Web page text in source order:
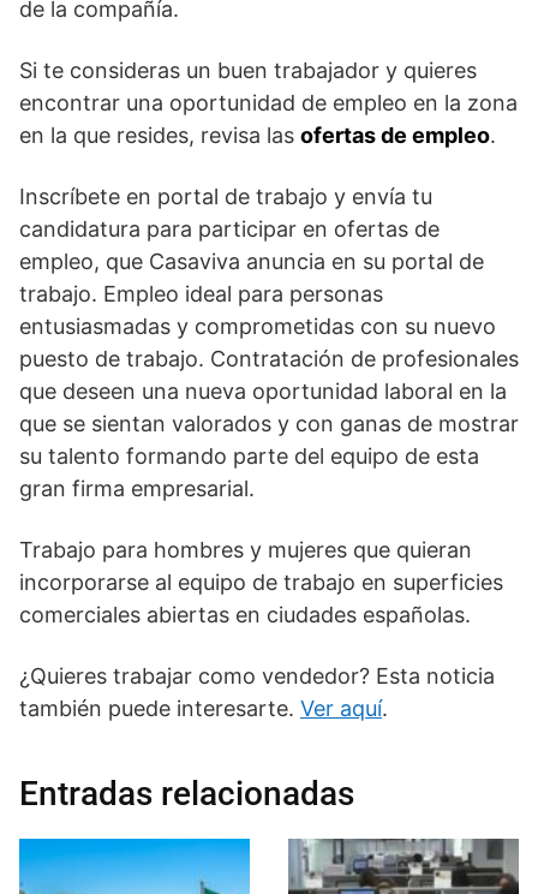
de la compañía.
Si te consideras un buen trabajador y quieres
encontrar una oportunidad de empleo en la zona
en la que resides, revisa las ofertas de empleo.
Inscríbete en portal de trabajo y envía tu
candidatura para participar en ofertas de
empleo, que Casaviva anuncia en su portal de
trabajo. Empleo ideal para personas
entusiasmadas y comprometidas con su nuevo
puesto de trabajo. Contratación de profesionales
que deseen una nueva oportunidad laboral en la
que se sientan valorados y con ganas de mostrar
su talento formando parte del equipo de esta
gran firma empresarial.
Trabajo para hombres y mujeres que quieran
incorporarse al equipo de trabajo en superficies
comerciales abiertas en ciudades españolas.
¿Quieres trabajar como vendedor? Esta noticia
también puede interesarte. Ver aquí.
Entradas relacionadas